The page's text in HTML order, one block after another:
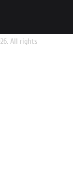
All rights